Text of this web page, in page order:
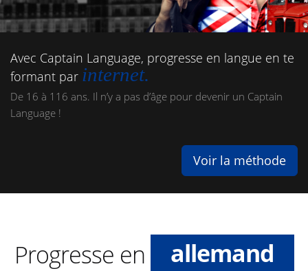
Avec Captain Language, progresse en langue en te
formant par internet.
De 16 à 116 ans. Il n’y a pas d’âge pour devenir un Captain
Language !
Voir la méthode
Progresse en
anglais
allemand